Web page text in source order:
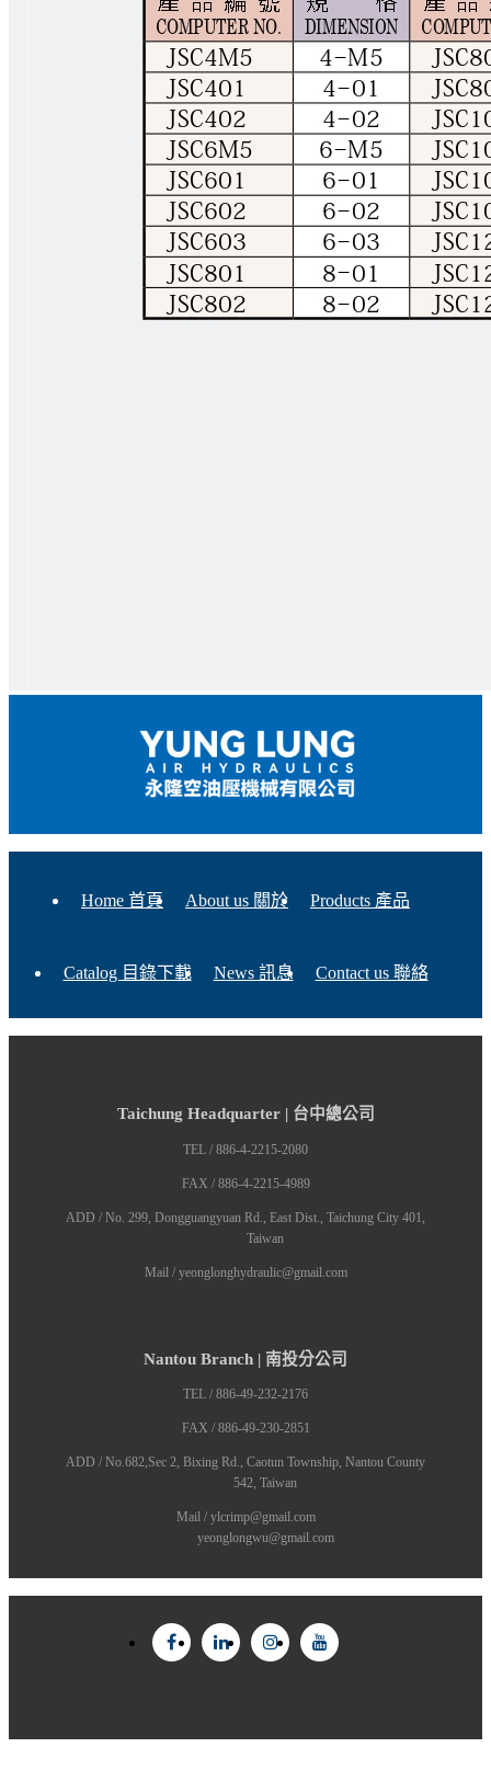
Home 首頁 About us 關於 Products 產品
Catalog 目錄下載 News 訊息 Contact us 聯絡
Taichung Headquarter | 台中總公司
TEL / 886-4-2215-2080
FAX / 886-4-2215-4989
ADD / No. 299, Dongguangyuan Rd., East Dist., Taichung City 401,
Taiwan
Mail / yeonglonghydraulic@gmail.com
Nantou Branch | 南投分公司
TEL / 886-49-232-2176
FAX / 886-49-230-2851
ADD / No.682,Sec 2, Bixing Rd., Caotun Township, Nantou County
542, Taiwan
Mail / ylcrimp@gmail.com
yeonglongwu@gmail.com